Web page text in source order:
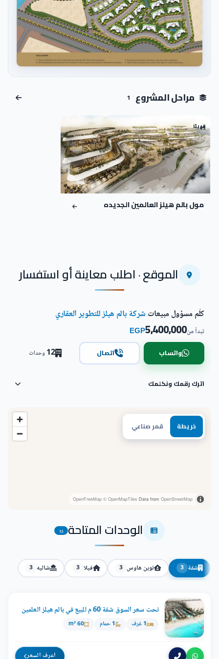
اضغط للتكبير
مراحل المشروع 1
قريبًا
01
مول بالم هيلز العالمين الجديده
الموقع · اطلب معاينة أو استفسار
خريطة قمر صناعي
OpenFreeMap © OpenMapTiles Data from OpenStreetMap
كلّم مسؤول مبيعات شركة بالم هيلز للتطوير العقاري
تبدأ من5,400,000
EGP
واتساب اتصال 12وحدات
اترك رقمك ونكلمك
الوحدات المتاحة 12
شقة 3 توين هاوس 3 فيلا 3 شاليه 3
تحت سعر السوق شقة 60 م للبيع في بالم هيلز العلمين
1 غرف 1 حمام 60 m²
اعرف السعر